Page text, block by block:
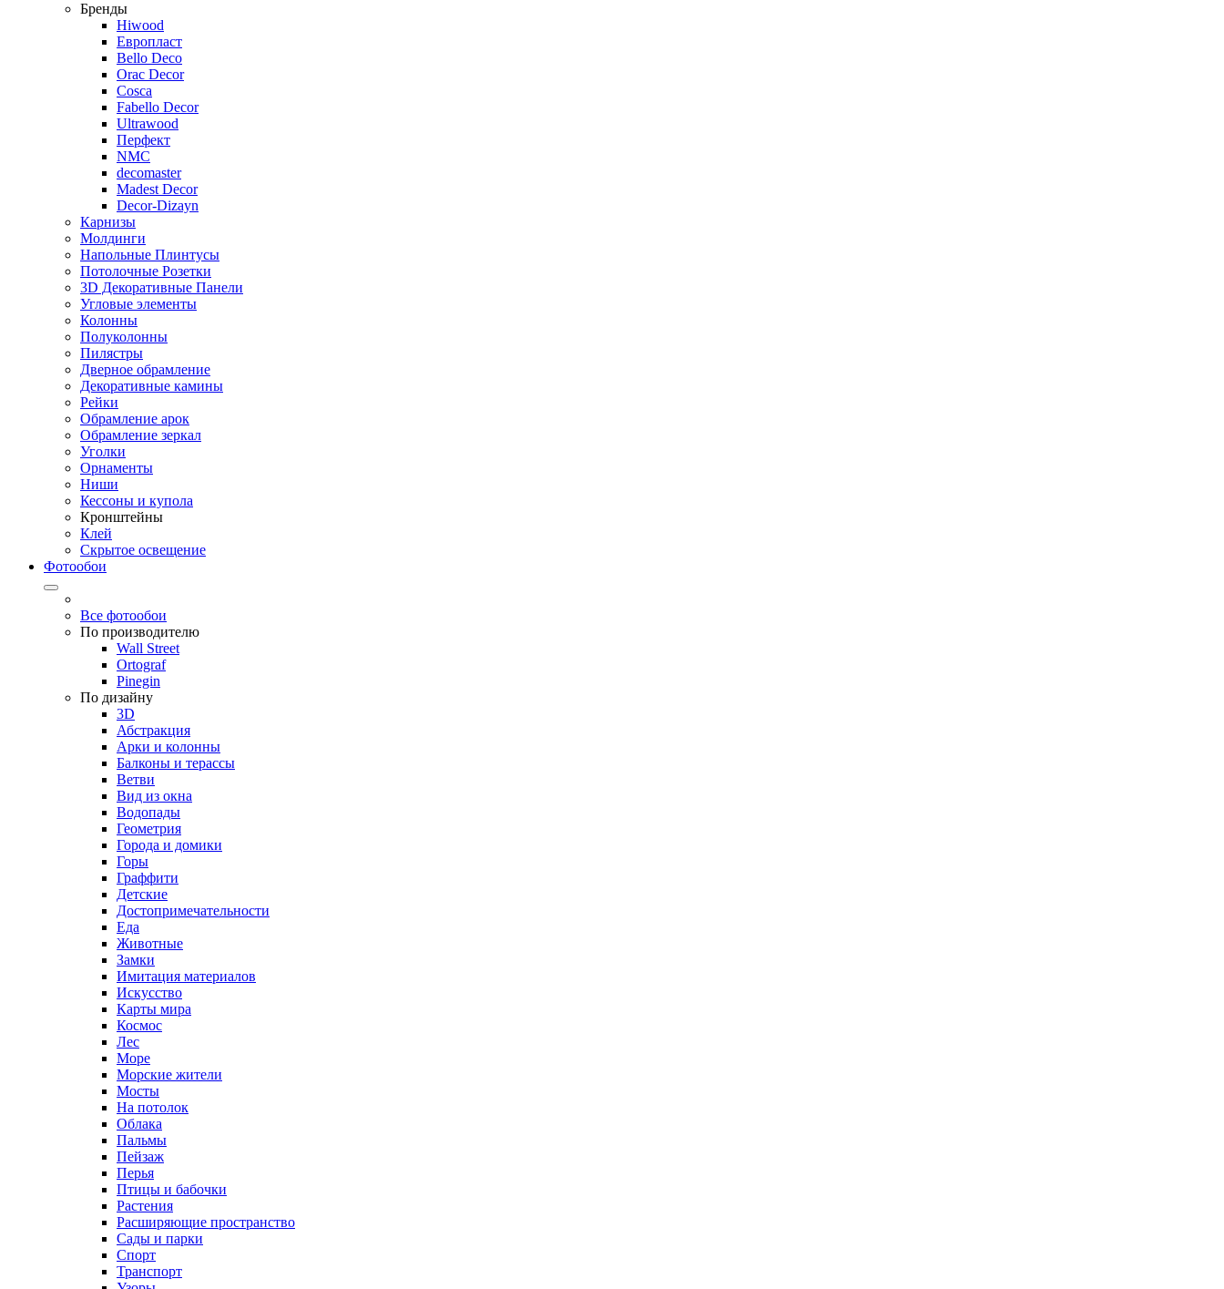
Бренды
Hiwood
Европласт
Bello Deco
Orac Decor
Cosca
Fabello Decor
Ultrawood
Перфект
NMC
decomaster
Madest Decor
Decor-Dizayn
Карнизы
Молдинги
Напольные Плинтусы
Потолочные Розетки
3D Декоративные Панели
Угловые элементы
Колонны
Полуколонны
Пилястры
Дверное обрамление
Декоративные камины
Рейки
Обрамление арок
Обрамление зеркал
Уголки
Орнаменты
Ниши
Кессоны и купола
Кронштейны
Клей
Скрытое освещение
Фотообои
Все фотообои
По производителю
Wall Street
Ortograf
Pinegin
По дизайну
3D
Абстракция
Арки и колонны
Балконы и терассы
Ветви
Вид из окна
Водопады
Геометрия
Города и домики
Горы
Граффити
Детские
Достопримечательности
Еда
Животные
Замки
Имитация материалов
Искусство
Карты мира
Космос
Лес
Море
Морские жители
Мосты
На потолок
Облака
Пальмы
Пейзаж
Перья
Птицы и бабочки
Растения
Расширяющие пространство
Сады и парки
Спорт
Транспорт